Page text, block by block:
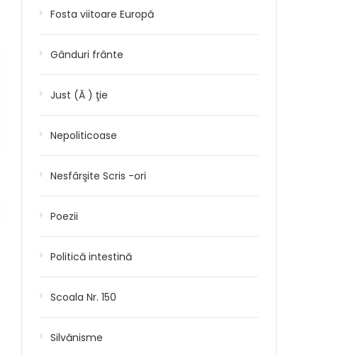
Fosta viitoare Europă
Gânduri frânte
Just (Ă ) ţie
Nepoliticoase
Nesfârşite Scris -ori
Poezii
Politică intestină
Scoala Nr. 150
Silvănisme